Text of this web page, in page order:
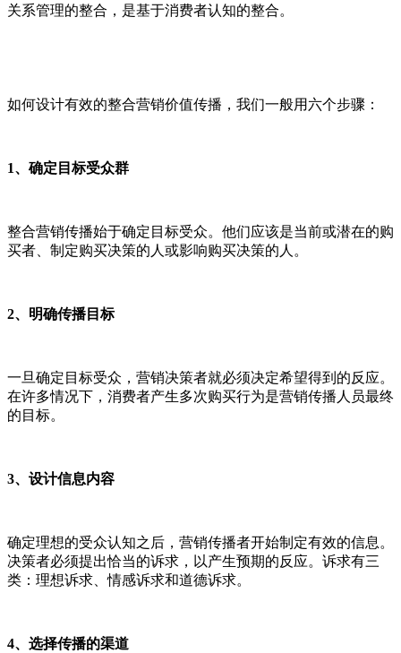
关系管理的整合，是基于消费者认知的整合。
如何设计有效的整合营销价值传播，我们一般用六个步骤：
1、确定目标受众群
整合营销传播始于确定目标受众。他们应该是当前或潜在的购
买者、制定购买决策的人或影响购买决策的人。
2、明确传播目标
一旦确定目标受众，营销决策者就必须决定希望得到的反应。
在许多情况下，消费者产生多次购买行为是营销传播人员最终
的目标。
3、设计信息内容
确定理想的受众认知之后，营销传播者开始制定有效的信息。
决策者必须提出恰当的诉求，以产生预期的反应。诉求有三
类：理想诉求、情感诉求和道德诉求。
4、选择传播的渠道